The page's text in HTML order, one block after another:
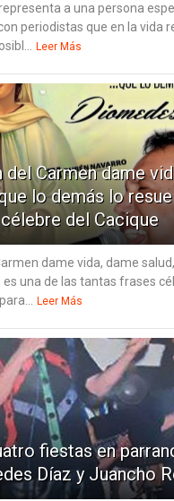
a una persona
periodistas que en la vida
Leer Más
del Carmen dame
lo demás lo
del Cacique
dame vida, dame
es una de las tantas frases
Leer Más
fiestas en
Díaz y Juancho